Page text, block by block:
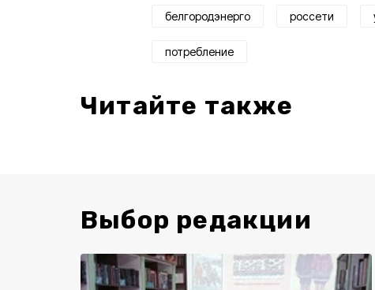
белгородэнерго россети
потребление
Читайте также
Выбор редакции